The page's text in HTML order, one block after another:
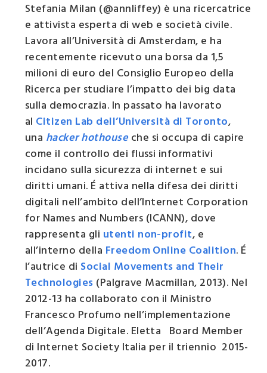
Stefania Milan (@annliffey) è una ricercatrice
e attivista esperta di web e società civile.
Lavora all’Università di Amsterdam, e ha
recentemente ricevuto una borsa da 1,5
milioni di euro del Consiglio Europeo della
Ricerca per studiare l’impatto dei big data
sulla democrazia. In passato ha lavorato
al Citizen Lab dell’Università di Toronto,
una hacker hothouseche si occupa di capire
come il controllo dei flussi informativi
incidano sulla sicurezza di internet e sui
diritti umani. É attiva nella difesa dei diritti
digitali nell’ambito dell’Internet Corporation
for Names and Numbers (ICANN), dove
rappresenta gli utenti non-profit, e
all’interno della Freedom Online Coalition. É
l’autrice di Social Movements and Their
Technologies (Palgrave Macmillan, 2013). Nel
2012-13 ha collaborato con il Ministro
Francesco Profumo nell’implementazione
dell’Agenda Digitale. Eletta Board Member
di Internet Society Italia per il triennio 2015-
2017.